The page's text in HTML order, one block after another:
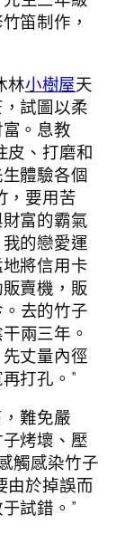
笛制作，
林小樹屋天
試圖以柔
。息教
皮、打磨和
體驗各個
，要用苦
富的霸氣
的戀愛運
將信用卡
賣機，販
去的竹子
兩三年。
丈量內徑
打孔。”
難免嚴
烤壞、壓
觸感染竹子
由於掉誤而
試錯。”